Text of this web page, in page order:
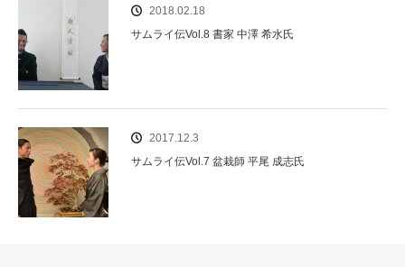
2018.02.18
サムライ伝Vol.8 書家 中澤 希水氏
2017.12.3
サムライ伝Vol.7 盆栽師 平尾 成志氏